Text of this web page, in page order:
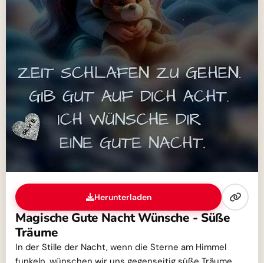
Herunterladen
Magische Gute Nacht Wünsche - Süße
Träume
In der Stille der Nacht, wenn die Sterne am Himmel